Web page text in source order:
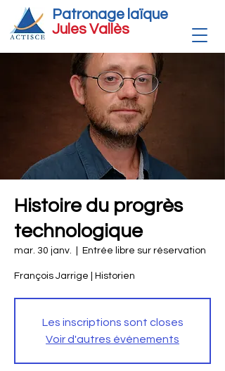
Patronage laïque
Jules Vallès
Histoire du progrès
technologique
mar. 30 janv. Entrée libre sur réservation
François Jarrige | Historien
Les inscriptions sont closes
Voir d'autres événements